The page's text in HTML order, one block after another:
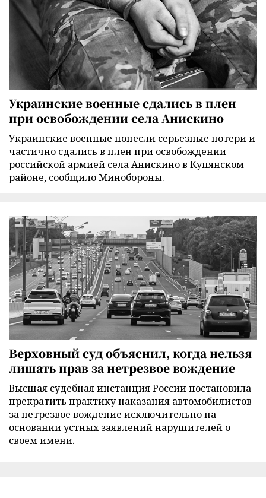
Украинские военные сдались в плен
при освобождении села Анискино
Украинские военные понесли серьезные потери и
частично сдались в плен при освобождении
российской армией села Анискино в Купянском
районе, сообщило Минобороны.
Верховный суд объяснил, когда нельзя
лишать прав за нетрезвое вождение
Высшая судебная инстанция России постановила
прекратить практику наказания автомобилистов
за нетрезвое вождение исключительно на
основании устных заявлений нарушителей о
своем имени.